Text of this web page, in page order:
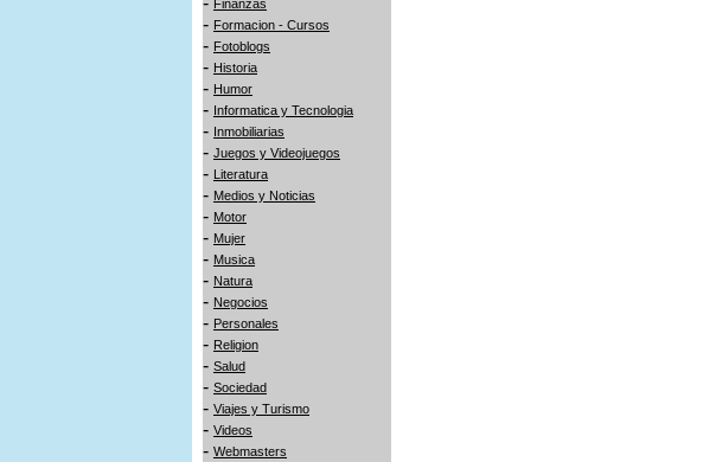
Finanzas
- Formacion - Cursos
- Fotoblogs
- Historia
- Humor
- Informatica y Tecnologia
- Inmobiliarias
- Juegos y Videojuegos
- Literatura
- Medios y Noticias
- Motor
- Mujer
- Musica
- Natura
- Negocios
- Personales
- Religion
- Salud
- Sociedad
- Viajes y Turismo
- Videos
- Webmasters